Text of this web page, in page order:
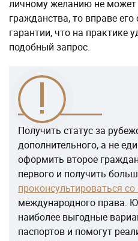
личному желанию не может
гражданства, то вправе
гарантии, что на практике
подобный запрос.
Получить статус за
дополнительного, а не
оформить второе
первого и получить
проконсультироваться
международного права.
наиболее выгодные
паспортов и помогут